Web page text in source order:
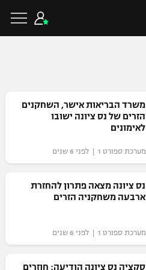
משרד הבריאות אישר, השחקנים
הזרים של נס ציונה ישובו
לאימונים
מערכת ספורט 1 | לפני 6 שנים
נס ציונה מצאה פתרון להחזרת
ארבעה משחקניה הזרים
מערכת ספורט 1 | לפני 6 שנים
סקציה נס ציונה הודיעה: חוזרים